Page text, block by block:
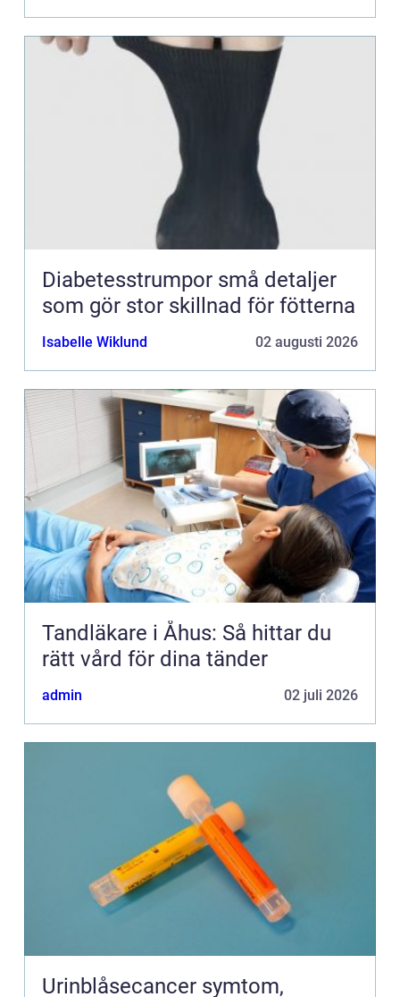
Diabetesstrumpor små detaljer
som gör stor skillnad för fötterna
Isabelle Wiklund 02 augusti 2026
Tandläkare i Åhus: Så hittar du
rätt vård för dina tänder
admin 02 juli 2026
Urinblåsecancer symtom,